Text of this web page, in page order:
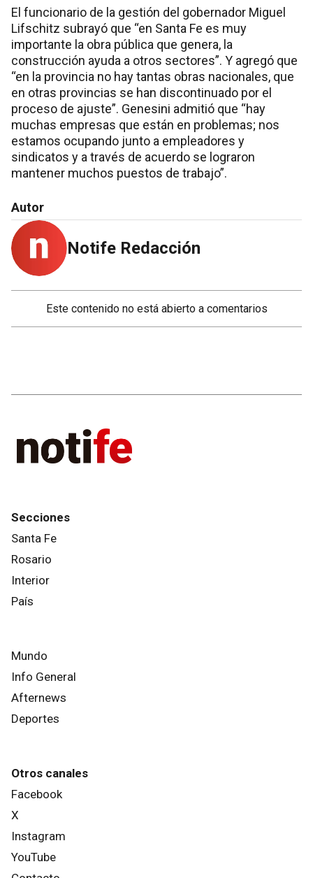
El funcionario de la gestión del gobernador Miguel
Lifschitz subrayó que “en Santa Fe es muy
importante la obra pública que genera, la
construcción ayuda a otros sectores”. Y agregó que
“en la provincia no hay tantas obras nacionales, que
en otras provincias se han discontinuado por el
proceso de ajuste”. Genesini admitió que “hay
muchas empresas que están en problemas; nos
estamos ocupando junto a empleadores y
sindicatos y a través de acuerdo se lograron
mantener muchos puestos de trabajo”.
Autor
Notife Redacción
Este contenido no está abierto a comentarios
Secciones
Santa Fe
Rosario
Interior
País
Mundo
Info General
Afternews
Deportes
Otros canales
Facebook
X
Instagram
YouTube